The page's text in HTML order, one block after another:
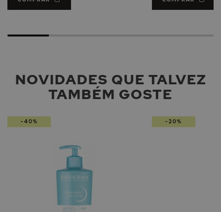
NOVIDADES QUE TALVEZ
TAMBÉM GOSTE
-40% -20%